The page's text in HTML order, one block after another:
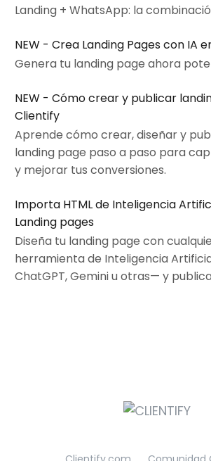
Landing + WhatsApp: la
NEW - Crea Landing Pages con IA
Genera tu landing page ahora
NEW - Cómo crear y publicar
Clientify
Aprende cómo crear, diseñar y
landing page paso a paso para
y mejorar tus conversiones.
Importa HTML de Inteligencia
Landing pages
Diseña tu landing page con
herramienta de Inteligencia
ChatGPT, Gemini u otras— y